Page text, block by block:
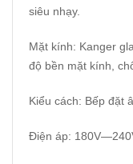
siêu nhạy.
Mặt kính: Kanger
độ bền mặt kính,
Kiểu cách: Bếp đặt
Điện áp: